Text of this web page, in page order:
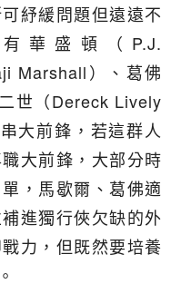
紓緩問題但遠遠不
華盛頓（P.J.
Marshall）、葛佛
世（Dereck Lively
大前鋒，若這群人
大前鋒，大部分時
，馬歇爾、葛佛適
進獨行俠欠缺的外
力，但既然要培養